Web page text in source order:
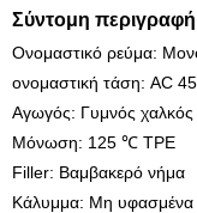
Σύντομη
Ονομαστικό ρεύμα:
ονομαστική τάση: AC
Αγωγός: Γυμνός χαλκός
Μόνωση: 125 ℃ TPE
Filler: Βαμβακερό νήμα
Κάλυμμα: Μη